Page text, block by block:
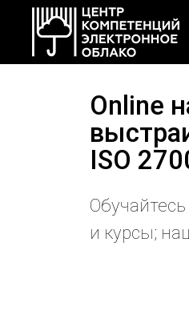
Online
ISO
и курсы;